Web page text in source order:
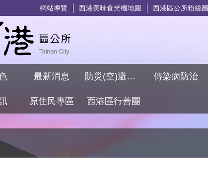
網站導覽 西港美味食光機地圖 西港區公所粉絲團
最新消息 防災(空)避難專區 傳染病防治
原住民專區 西港區行善團